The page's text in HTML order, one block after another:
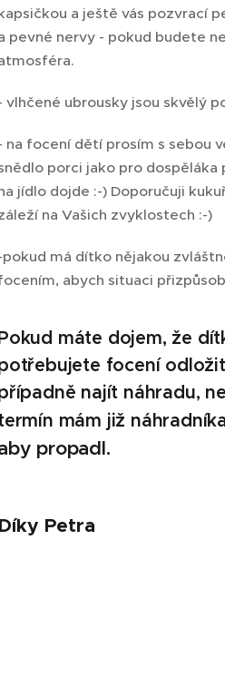
a ještě vás pozvrací
pevné nervy - pokud budete
vlhčené ubrousky jsou skvělý
na focení dětí prosím s sebou
porci jako pro
jídlo dojde :-) Doporučuji
na Vašich zvyklostech :-)
pokud má dítko nějakou
abych situaci
máte dojem, že
focení
najít náhradu,
mám již
propadl.
Díky Petra